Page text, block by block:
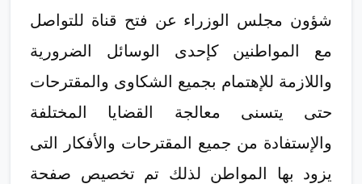
شؤون مجلس الوزراء عن فتح قناة للتواصل
مع المواطنين كإحدى الوسائل الضرورية
واللازمة للإهتمام بجميع الشكاوى والمقترحات
حتى يتسنى معالجة القضايا المختلفة
والإستفادة من جميع المقترحات والأفكار التى
يزود بها المواطن لذلك تم تخصيص صفحة